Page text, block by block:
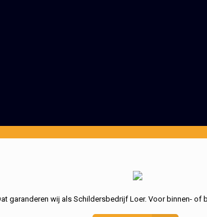
garanderen wij als Schildersbedrijf Loer. Voor binnen-